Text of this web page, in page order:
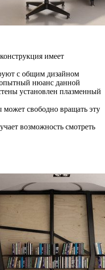
имеет
с общим дизайном
нюанс данной
установлен плазменный
свободно вращать эту
возможность смотреть